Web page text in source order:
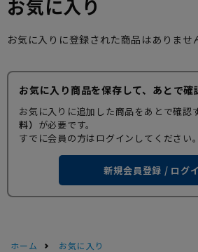
お気に入り
お気に入りに登録された商品はありませ
お気に入り商品を保存して、あとで確
お気に入りに追加した商品をあとで確認
料） が必要です。
すでに会員の方はログインしてください。
新規会員登録 / ログ
ホーム お気に入り